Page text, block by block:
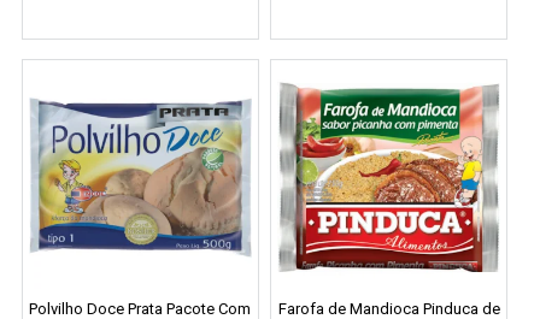
Polvilho Doce Prata Pacote Com
Farofa de Mandioca Pinduca de